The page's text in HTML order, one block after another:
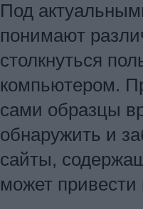
Под
понимают
столкнуться
компьютером.
сами образцы
обнаружить и
сайты,
может